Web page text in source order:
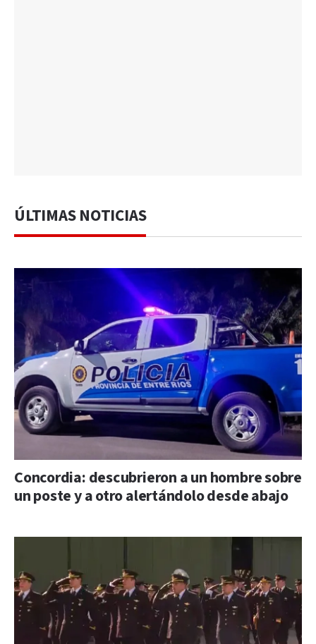
ÚLTIMAS NOTICIAS
Concordia: descubrieron a un hombre sobre
un poste y a otro alertándolo desde abajo